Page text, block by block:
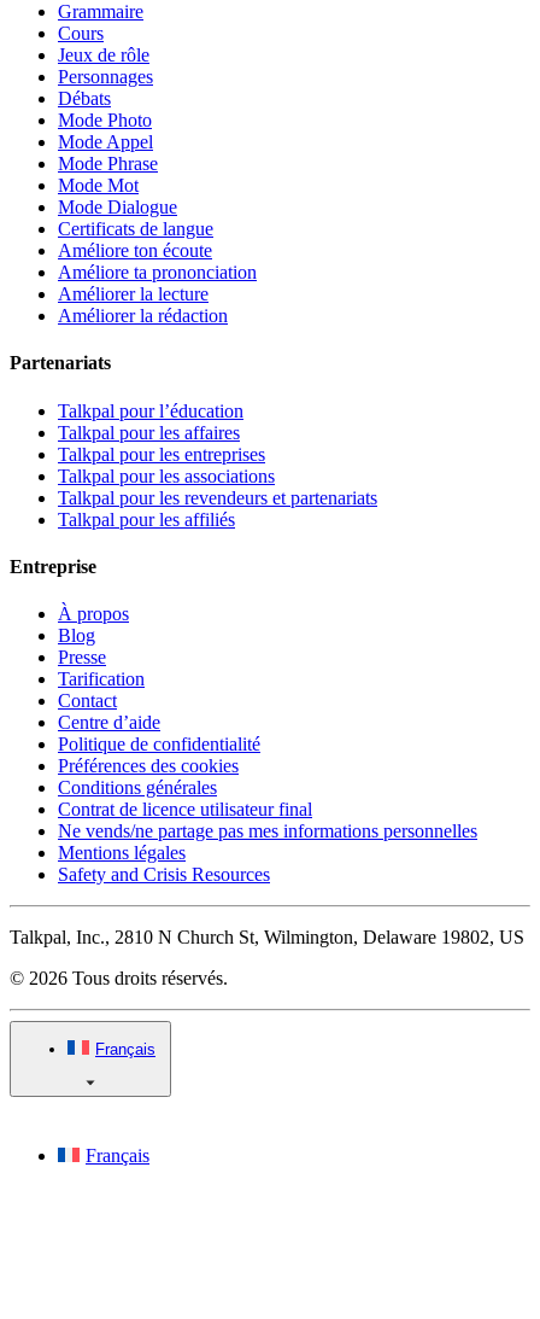
Grammaire
Cours
Jeux de rôle
Personnages
Débats
Mode Photo
Mode Appel
Mode Phrase
Mode Mot
Mode Dialogue
Certificats de langue
Améliore ton écoute
Améliore ta prononciation
Améliorer la lecture
Améliorer la rédaction
Partenariats
Talkpal pour l’éducation
Talkpal pour les affaires
Talkpal pour les entreprises
Talkpal pour les associations
Talkpal pour les revendeurs et partenariats
Talkpal pour les affiliés
Entreprise
À propos
Blog
Presse
Tarification
Contact
Centre d’aide
Politique de confidentialité
Préférences des cookies
Conditions générales
Contrat de licence utilisateur final
Ne vends/ne partage pas mes informations personnelles
Mentions légales
Safety and Crisis Resources
Talkpal, Inc., 2810 N Church St, Wilmington, Delaware 19802, US
© 2026 Tous droits réservés.
Français
Français